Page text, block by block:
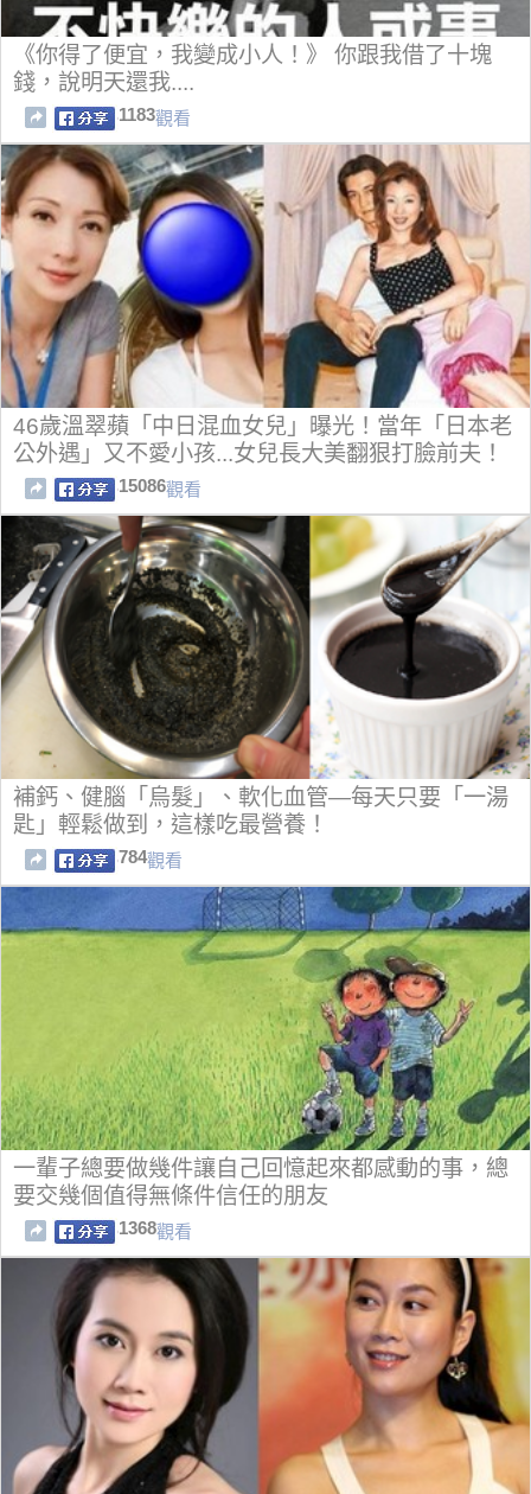
《你得了便宜，我變成小人！》 你跟我借了十塊
錢，說明天還我....
1183觀看
46歲溫翠蘋「中日混血女兒」曝光！當年「日本老
公外遇」又不愛小孩...女兒長大美翻狠打臉前夫！
15086觀看
補鈣、健腦「烏髮」、軟化血管—每天只要「一湯
匙」輕鬆做到，這樣吃最營養！
784觀看
一輩子總要做幾件讓自己回憶起來都感動的事，總
要交幾個值得無條件信任的朋友
1368觀看